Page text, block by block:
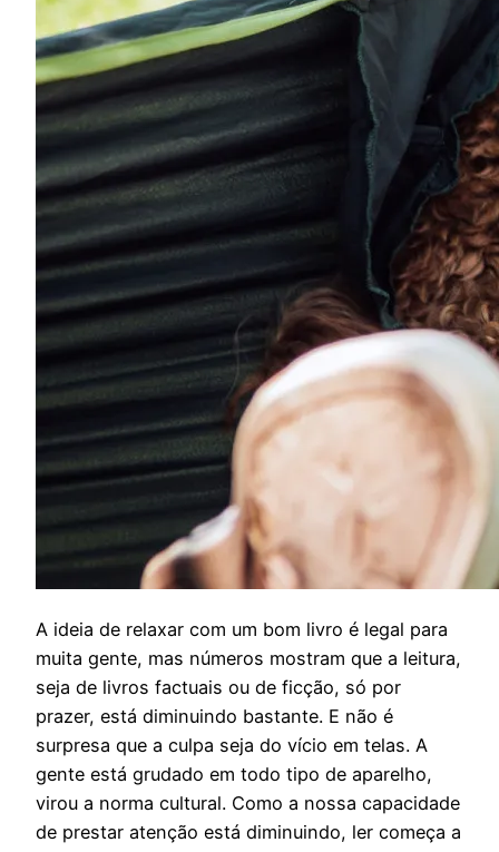
A ideia de relaxar com um bom livro é legal para
muita gente, mas números mostram que a leitura,
seja de livros factuais ou de ficção, só por
prazer, está diminuindo bastante. E não é
surpresa que a culpa seja do vício em telas. A
gente está grudado em todo tipo de aparelho,
virou a norma cultural. Como a nossa capacidade
de prestar atenção está diminuindo, ler começa a